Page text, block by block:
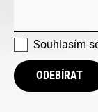
Souhlasím
ODEBÍRAT